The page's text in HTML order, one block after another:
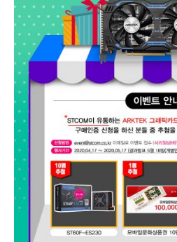
드
구
매
시
대
박
경
품
추
첨
이
벤
진
행